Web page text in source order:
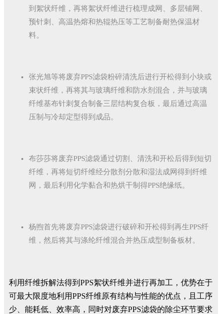
到絮状纤维，再将絮状纤维进行梳理成网、多层铺网、
预针刺、高温热熔和热辊热压等工艺制备耐热保温材
料。
张光旭等将废弃PPS滤袋粉碎清洗后进行开松得到小块或
束状纤维，再将其与玻璃纤维和防水剂混合，并与玻璃
纤维基布针刺复合制备三层结构复合板，最后通过高温
压制与冷却定型得到成品。
布莎莎将废弃PPS滤袋通过切割、清洗和开松后得到短切
纤维，再将短切纤维经分散剂分散和湿法成网得到纤维
网，最后利用化学黏合和热烘干制得PPS绝缘纸。
杨煦首先将废弃PPS滤袋进行破碎和开松得到再生PPS纤
维，然后将其与涤纶纤维混合并热压成型制备板材。
利用纤维拆解法得到PPS絮状纤维并进行再加工，优势在于
可最大限度地利用PPS纤维原有结构与性能的优点，且工序
少、能耗低、效率高，同时对废弃PPS滤袋的除尘环节要求